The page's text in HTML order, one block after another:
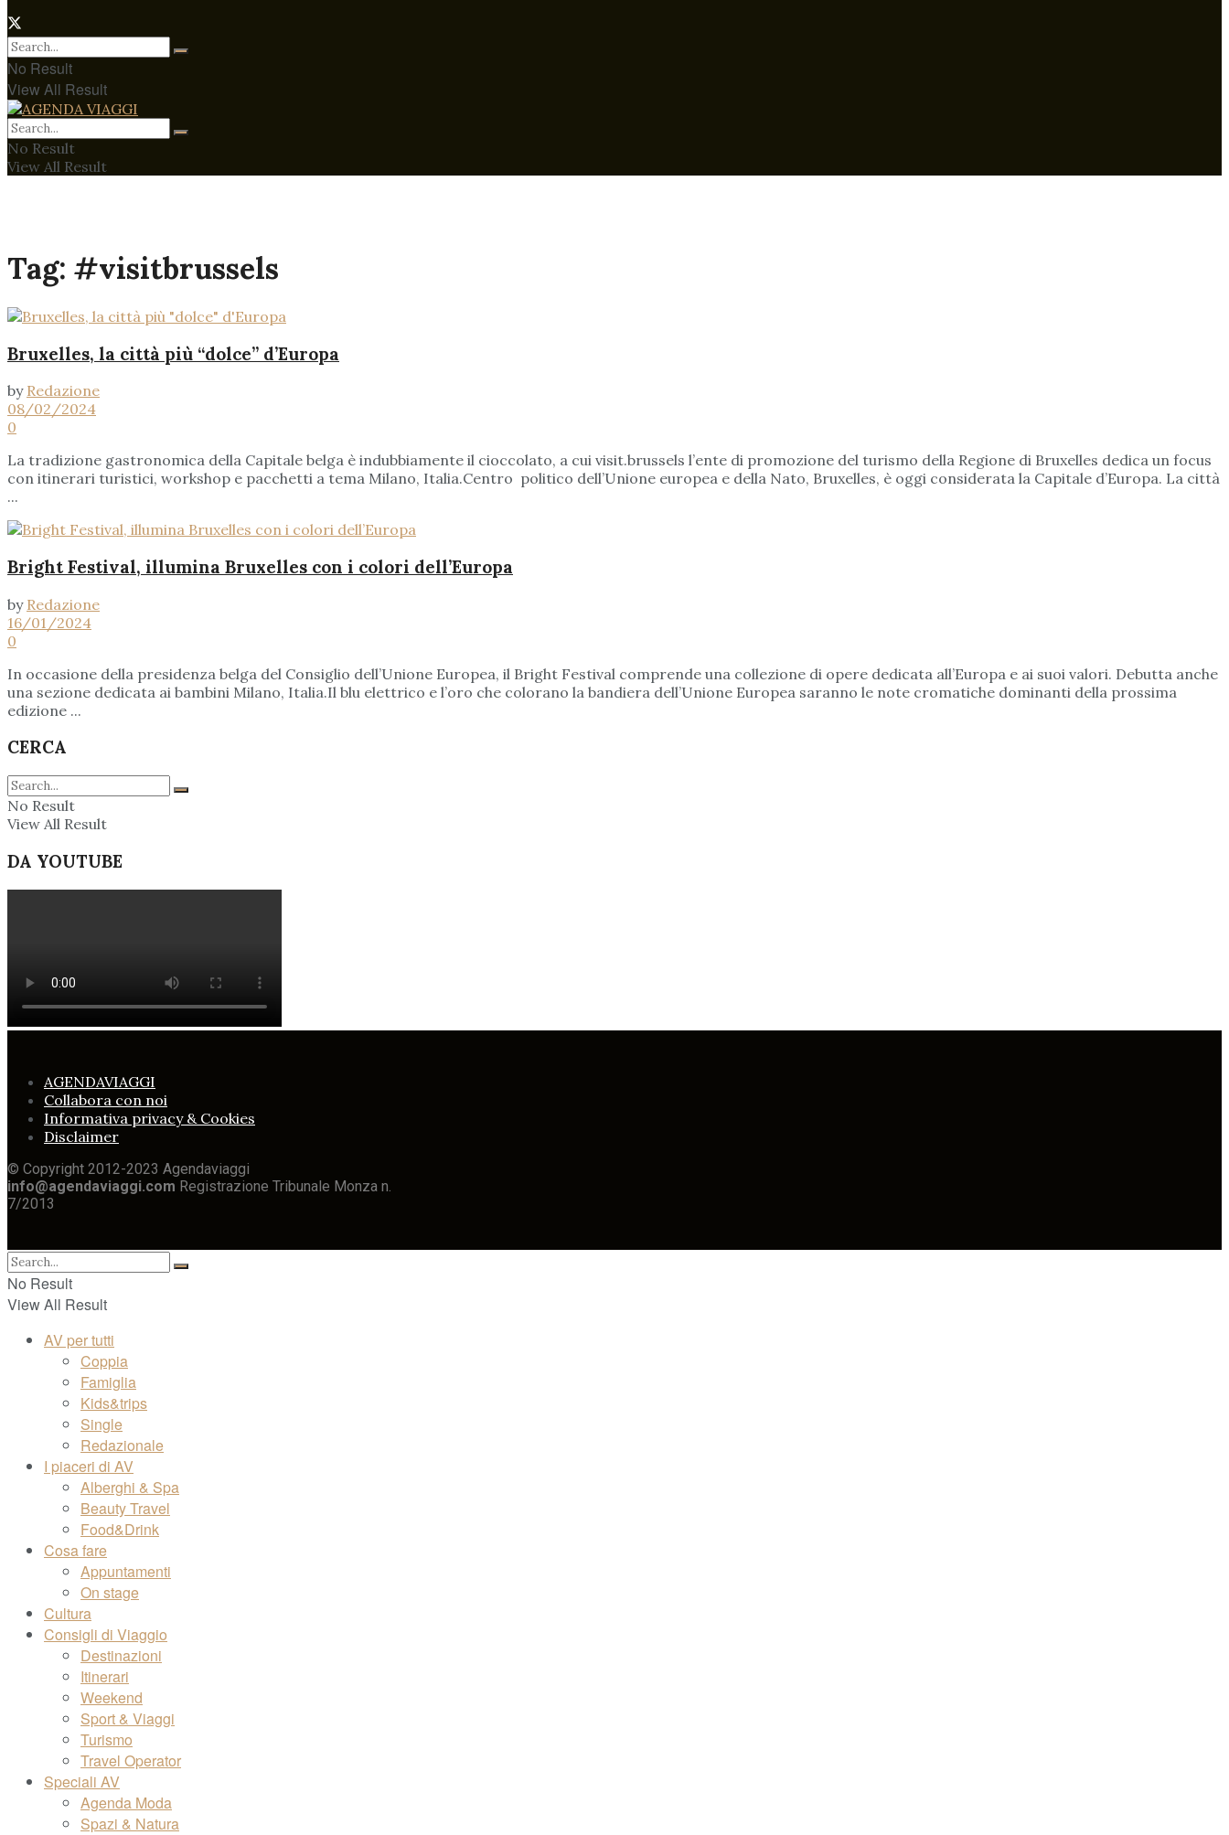
No Result
View All Result
No Result
View All Result
Tag: #visitbrussels
Bruxelles, la città più “dolce” d’Europa
by Redazione
08/02/2024
0
La tradizione gastronomica della Capitale belga è indubbiamente il cioccolato, a cui visit.brussels l’ente di promozione del turismo della Regione di Bruxelles dedica un focus
con itinerari turistici, workshop e pacchetti a tema Milano, Italia.Centro politico dell’Unione europea e della Nato, Bruxelles, è oggi considerata la Capitale d’Europa. La città
...
Bright Festival, illumina Bruxelles con i colori dell’Europa
by Redazione
16/01/2024
0
In occasione della presidenza belga del Consiglio dell’Unione Europea, il Bright Festival comprende una collezione di opere dedicata all’Europa e ai suoi valori. Debutta anche
una sezione dedicata ai bambini Milano, Italia.Il blu elettrico e l’oro che colorano la bandiera dell’Unione Europea saranno le note cromatiche dominanti della prossima
edizione ...
CERCA
No Result
View All Result
DA YOUTUBE
AGENDAVIAGGI
Collabora con noi
Informativa privacy & Cookies
Disclaimer
© Copyright 2012-2023 Agendaviaggi
info@agendaviaggi.com Registrazione Tribunale Monza n.
7/2013
No Result
View All Result
AV per tutti
Coppia
Famiglia
Kids&trips
Single
Redazionale
I piaceri di AV
Alberghi & Spa
Beauty Travel
Food&Drink
Cosa fare
Appuntamenti
On stage
Cultura
Consigli di Viaggio
Destinazioni
Itinerari
Weekend
Sport & Viaggi
Turismo
Travel Operator
Speciali AV
Agenda Moda
Spazi & Natura